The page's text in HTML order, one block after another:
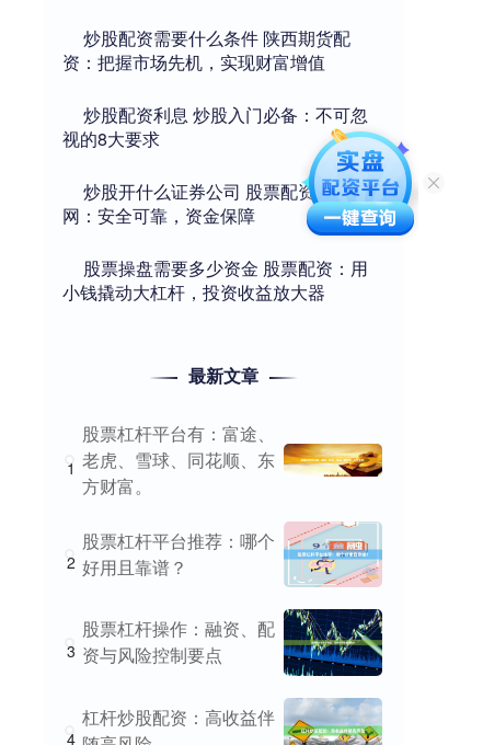
​炒股配资需要什么条件 陕西期货配
资：把握市场先机，实现财富增值
​炒股配资利息 炒股入门必备：不可忽
视的8大要求
​炒股开什么证券公司 股票配资专业
网：安全可靠，资金保障
​股票操盘需要多少资金 股票配资：用
小钱撬动大杠杆，投资收益放大器
最新文章
1
股票杠杆平台有：富途、
老虎、雪球、同花顺、东
方财富。
2
股票杠杆平台推荐：哪个
好用且靠谱？
3
股票杠杆操作：融资、配
资与风险控制要点
4
杠杆炒股配资：高收益伴